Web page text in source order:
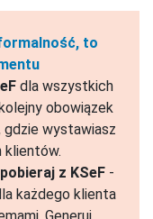
to
dla wszystkich
obowiązek
gdzie wystawiasz
klientów.
z KSeF -
każdego klienta